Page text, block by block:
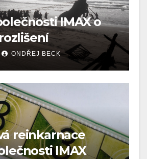
IMAX o
ONDŘEJ BECK
reinkarnace
IMAX